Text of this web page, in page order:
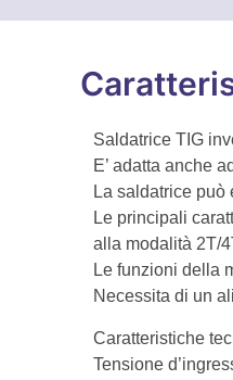
Saldatrice TIG
E’ adatta anche
La saldatrice
Le principali
alla modalità 2T/
Le funzioni della
Necessita di un
Caratteristiche
Tensione